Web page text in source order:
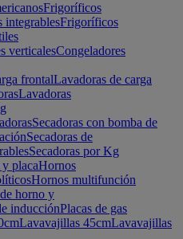
Frigoríficos
integrablesFrigoríficos
verticalesCongeladores
frontalLavadoras de carga
Lavadoras
Secadoras con bomba de
Secadoras de
Secadoras por Kg
placaHornos
Hornos multifunción
horno y
inducciónPlacas de gas
Lavavajillas 45cmLavavajillas